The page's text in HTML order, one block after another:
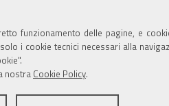
funzionamento delle pagine, e
i cookie tecnici necessari alla
nostra Cookie Policy